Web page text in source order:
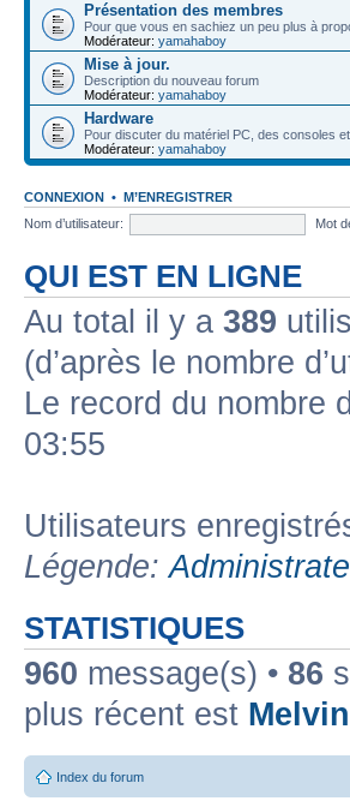
Présentation des membres
Pour que vous en sachiez un peu plus à
Modérateur: yamahaboy
Mise à jour.
Description du nouveau forum
Modérateur: yamahaboy
Hardware
Pour discuter du matériel PC, des consoles
Modérateur: yamahaboy
CONNEXION • M’ENREGISTRER
Nom d’utilisateur:
Mot
QUI EST EN LIGNE
Au total il y a 389
(d’après le nombre
Le record du nombre
03:55
Utilisateurs
Légende:
STATISTIQUES
960 message(s) • 86
plus récent est
Index du forum